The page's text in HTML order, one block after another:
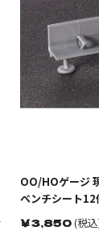
OO/HOゲージ
ベンチシート12
￥3,850(税